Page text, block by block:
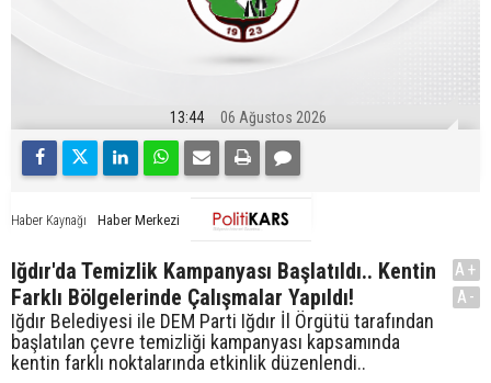
13:44 06 Ağustos 2026
Haber Kaynağı Haber Merkezi
Iğdır'da Temizlik Kampanyası Başlatıldı.. Kentin
Farklı Bölgelerinde Çalışmalar Yapıldı!
Iğdır Belediyesi ile DEM Parti Iğdır İl Örgütü tarafından
başlatılan çevre temizliği kampanyası kapsamında
kentin farklı noktalarında etkinlik düzenlendi..
A+
A-